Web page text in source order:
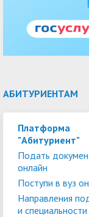
АБИТУРИЕНТАМ
Платформа
"Абитуриент"
Подать
онлайн
Поступи в вуз
Направления
и специальности